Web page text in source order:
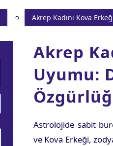
Akrep Kadını Kova
Akrep
Uyumu:
Astrolojide sabit
ve Kova Erkeği,